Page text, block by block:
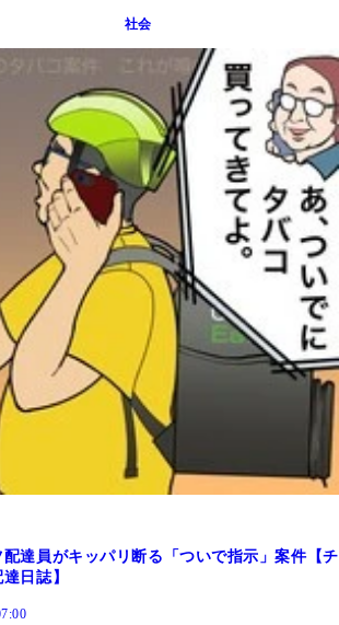
社会
達員がキッパリ断る「ついで指示」案件【チ
日誌】